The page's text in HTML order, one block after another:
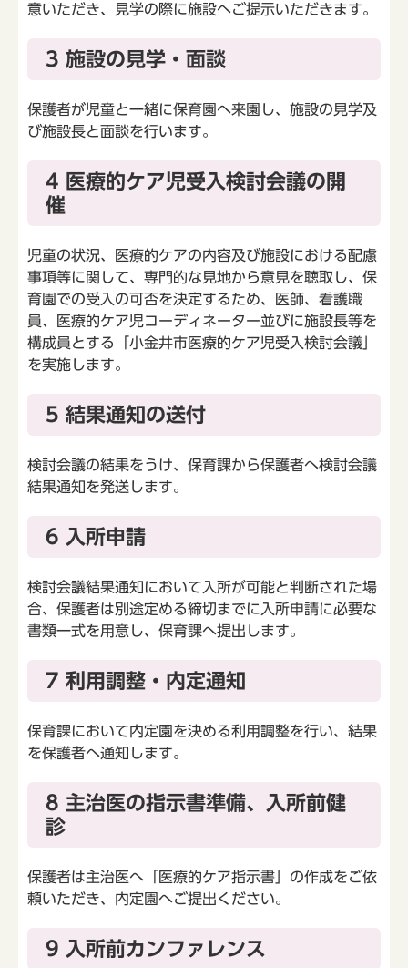
意いただき、見学の際に施設へご提示いただきます。
3 施設の見学・面談
保護者が児童と一緒に保育園へ来園し、施設の見学及
び施設長と面談を行います。
4 医療的ケア児受入検討会議の開
催
児童の状況、医療的ケアの内容及び施設における配慮
事項等に関して、専門的な見地から意見を聴取し、保
育園での受入の可否を決定するため、医師、看護職
員、医療的ケア児コーディネーター並びに施設長等を
構成員とする「小金井市医療的ケア児受入検討会議」
を実施します。
5 結果通知の送付
検討会議の結果をうけ、保育課から保護者へ検討会議
結果通知を発送します。
6 入所申請
検討会議結果通知において入所が可能と判断された場
合、保護者は別途定める締切までに入所申請に必要な
書類一式を用意し、保育課へ提出します。
7 利用調整・内定通知
保育課において内定園を決める利用調整を行い、結果
を保護者へ通知します。
8 主治医の指示書準備、入所前健
診
保護者は主治医へ「医療的ケア指示書」の作成をご依
頼いただき、内定園へご提出ください。
9 入所前カンファレンス